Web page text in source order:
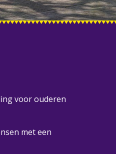
voor ouderen
met een